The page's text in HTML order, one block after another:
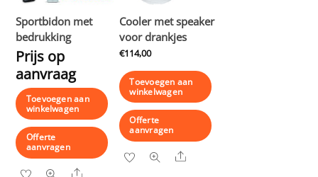
Sportbidon met
bedrukking
Prijs op
aanvraag
Toevoegen aan
winkelwagen
Offerte
aanvragen
Share
Cooler met speaker
voor drankjes
€114,00
Toevoegen aan
winkelwagen
Offerte
aanvragen
Share